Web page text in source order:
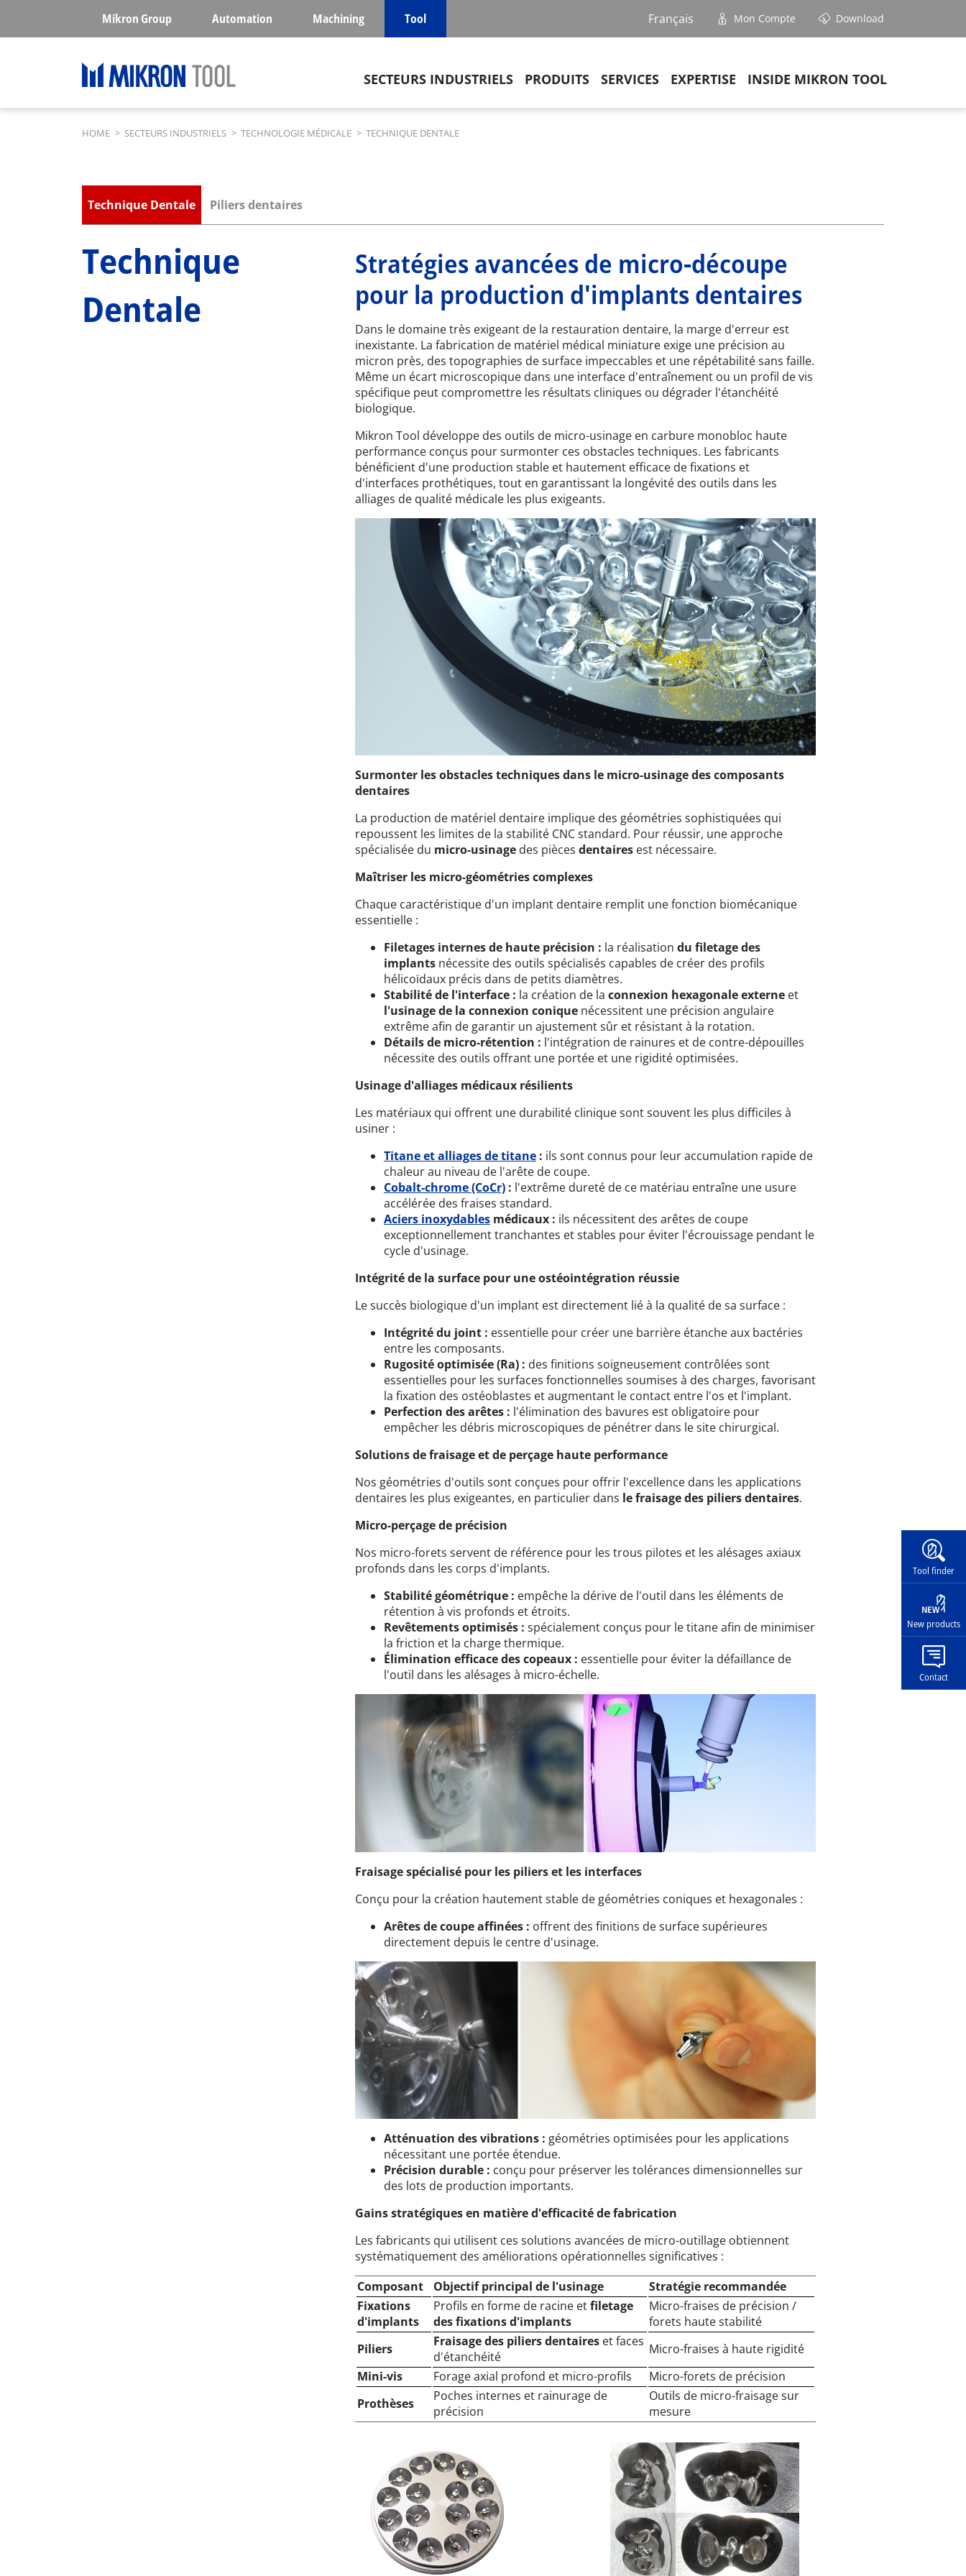
Tool finder
New products
Contact
Mikron Group Automation Machining Tool Français Mon Compte Download
Main navigation
SECTEURS INDUSTRIELS PRODUITS SERVICES EXPERTISE INSIDE MIKRON TOOL
Breadcrumb
HOME > SECTEURS INDUSTRIELS > TECHNOLOGIE MÉDICALE > TECHNIQUE DENTALE
Submenu industries
Technique Dentale Piliers dentaires
Technique
Dentale
Stratégies avancées de micro-découpe
pour la production d'implants dentaires
Dans le domaine très exigeant de la restauration dentaire, la marge d'erreur est
inexistante. La fabrication de matériel médical miniature exige une précision au
micron près, des topographies de surface impeccables et une répétabilité sans faille.
Même un écart microscopique dans une interface d'entraînement ou un profil de vis
spécifique peut compromettre les résultats cliniques ou dégrader l'étanchéité
biologique.
Mikron Tool développe des outils de micro-usinage en carbure monobloc haute
performance conçus pour surmonter ces obstacles techniques. Les fabricants
bénéficient d'une production stable et hautement efficace de fixations et
d'interfaces prothétiques, tout en garantissant la longévité des outils dans les
alliages de qualité médicale les plus exigeants.
Surmonter les obstacles techniques dans le micro-usinage des composants
dentaires
La production de matériel dentaire implique des géométries sophistiquées qui
repoussent les limites de la stabilité CNC standard. Pour réussir, une approche
spécialisée du micro-usinage des pièces dentaires est nécessaire.
Maîtriser les micro-géométries complexes
Chaque caractéristique d'un implant dentaire remplit une fonction biomécanique
essentielle :
Filetages internes de haute précision : la réalisation du filetage des
implants nécessite des outils spécialisés capables de créer des profils
hélicoïdaux précis dans de petits diamètres.
Stabilité de l'interface : la création de la connexion hexagonale externe et
l'usinage de la connexion conique nécessitent une précision angulaire
extrême afin de garantir un ajustement sûr et résistant à la rotation.
Détails de micro-rétention : l'intégration de rainures et de contre-dépouilles
nécessite des outils offrant une portée et une rigidité optimisées.
Usinage d'alliages médicaux résilients
Les matériaux qui offrent une durabilité clinique sont souvent les plus difficiles à
usiner :
Titane et alliages de titane : ils sont connus pour leur accumulation rapide de
chaleur au niveau de l'arête de coupe.
Cobalt-chrome (CoCr) : l'extrême dureté de ce matériau entraîne une usure
accélérée des fraises standard.
Aciers inoxydables médicaux : ils nécessitent des arêtes de coupe
exceptionnellement tranchantes et stables pour éviter l'écrouissage pendant le
cycle d'usinage.
Intégrité de la surface pour une ostéointégration réussie
Le succès biologique d'un implant est directement lié à la qualité de sa surface :
Intégrité du joint : essentielle pour créer une barrière étanche aux bactéries
entre les composants.
Rugosité optimisée (Ra) : des finitions soigneusement contrôlées sont
essentielles pour les surfaces fonctionnelles soumises à des charges, favorisant
la fixation des ostéoblastes et augmentant le contact entre l'os et l'implant.
Perfection des arêtes : l'élimination des bavures est obligatoire pour
empêcher les débris microscopiques de pénétrer dans le site chirurgical.
Solutions de fraisage et de perçage haute performance
Nos géométries d'outils sont conçues pour offrir l'excellence dans les applications
dentaires les plus exigeantes, en particulier dans le fraisage des piliers dentaires.
Micro-perçage de précision
Nos micro-forets servent de référence pour les trous pilotes et les alésages axiaux
profonds dans les corps d'implants.
Stabilité géométrique : empêche la dérive de l'outil dans les éléments de
rétention à vis profonds et étroits.
Revêtements optimisés : spécialement conçus pour le titane afin de minimiser
la friction et la charge thermique.
Élimination efficace des copeaux : essentielle pour éviter la défaillance de
l'outil dans les alésages à micro-échelle.
Fraisage spécialisé pour les piliers et les interfaces
Conçu pour la création hautement stable de géométries coniques et hexagonales :
Arêtes de coupe affinées : offrent des finitions de surface supérieures
directement depuis le centre d'usinage.
Atténuation des vibrations : géométries optimisées pour les applications
nécessitant une portée étendue.
Précision durable : conçu pour préserver les tolérances dimensionnelles sur
des lots de production importants.
Gains stratégiques en matière d'efficacité de fabrication
Les fabricants qui utilisent ces solutions avancées de micro-outillage obtiennent
systématiquement des améliorations opérationnelles significatives :
Composant
Objectif principal de l'usinage
Stratégie recommandée
Fixations
d'implants
Profils en forme de racine etfiletage
des fixations d'implants
Micro-fraises de précision /
forets haute stabilité
Piliers
Fraisage des piliers dentaires et faces
d'étanchéité
Micro-fraises à haute rigidité
Mini-vis
Forage axial profond et micro-profils
Micro-forets de précision
Prothèses
Poches internes et rainurage de
précision
Outils de micro-fraisage sur
mesure